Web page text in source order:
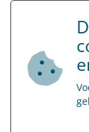
27 juli 2026
Afschaffing
Sociaal Secretariaat
LEES MEER